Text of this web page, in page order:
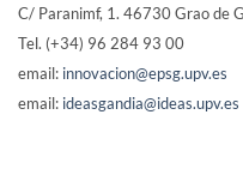
C/ Paranimf, 1. 46730 Grao de
Tel. (+34) 96 284 93 00
email: innovacion@epsg.upv.es
email: ideasgandia@ideas.upv.es